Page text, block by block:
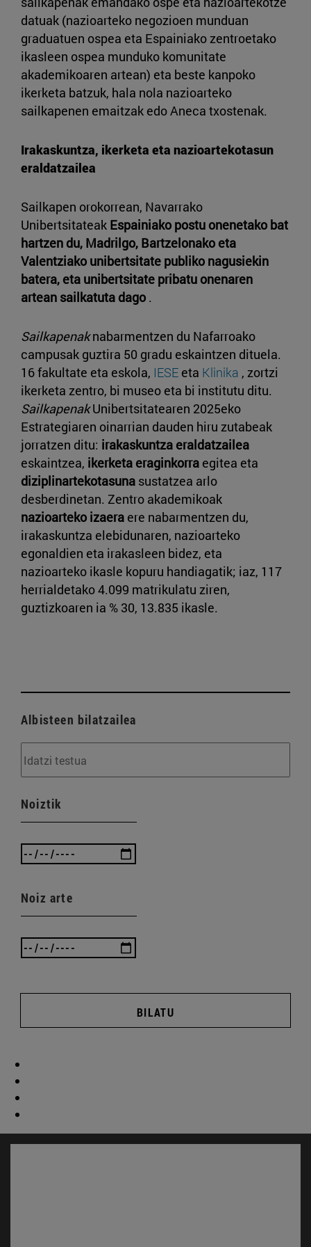
datuak (nazioarteko negozioen munduan
graduatuen ospea eta Espainiako zentroetako
ikasleen ospea munduko komunitate
akademikoaren artean) eta beste kanpoko
ikerketa batzuk, hala nola nazioarteko
sailkapenen emaitzak edo Aneca txostenak.
Irakaskuntza, ikerketa eta nazioartekotasun
eraldatzailea
Sailkapen orokorrean, Navarrako
Unibertsitateak Espainiako postu onenetako bat
hartzen du, Madrilgo, Bartzelonako eta
Valentziako unibertsitate publiko nagusiekin
batera, eta unibertsitate pribatu onenaren
artean sailkatuta dago .
Sailkapenaknabarmentzen du Nafarroako
campusak guztira 50 gradu eskaintzen dituela.
16 fakultate eta eskola, IESE eta Klinika , zortzi
ikerketa zentro, bi museo eta bi institutu ditu.
SailkapenakUnibertsitatearen 2025eko
Estrategiaren oinarrian dauden hiru zutabeak
jorratzen ditu: irakaskuntza eraldatzailea
eskaintzea, ikerketa eraginkorra egitea eta
diziplinartekotasuna sustatzea arlo
desberdinetan. Zentro akademikoak
nazioarteko izaera ere nabarmentzen du,
irakaskuntza elebidunaren, nazioarteko
egonaldien eta irakasleen bidez, eta
nazioarteko ikasle kopuru handiagatik; iaz, 117
herrialdetako 4.099 matrikulatu ziren,
guztizkoaren ia % 30, 13.835 ikasle.
Albisteen bilatzailea
Noiztik
Noiz arte
BILATU